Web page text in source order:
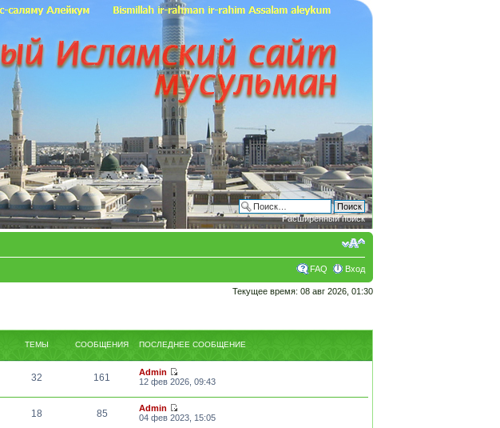
Расширенный поиск
FAQ Вход
Текущее время: 08 авг 2026, 01:30
ТЕМЫ СООБЩЕНИЯ ПОСЛЕДНЕЕ СООБЩЕНИЕ
32 161
Admin
12 фев 2026, 09:43
18 85
Admin
04 фев 2023, 15:05